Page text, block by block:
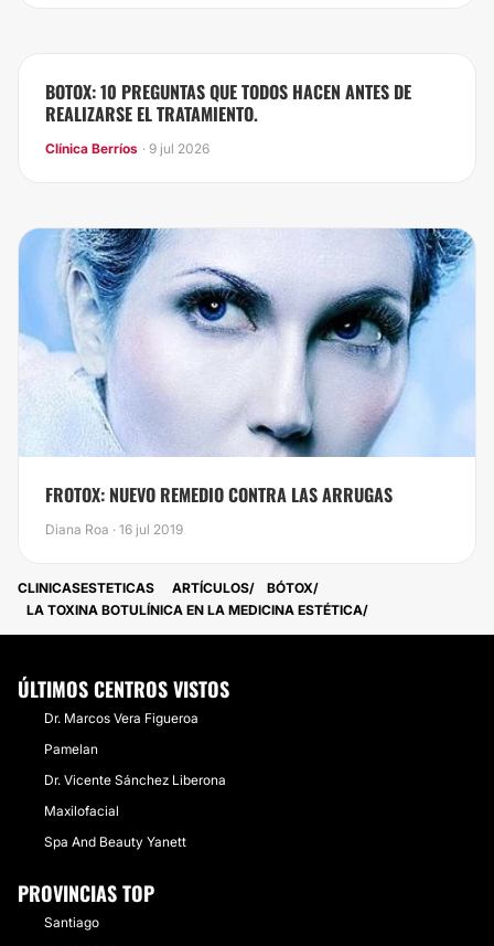
BOTOX: 10 PREGUNTAS QUE TODOS HACEN ANTES DE
REALIZARSE EL TRATAMIENTO.
Clínica Berríos · 9 jul 2026
FROTOX: NUEVO REMEDIO CONTRA LAS ARRUGAS
Diana Roa · 16 jul 2019
CLINICASESTETICAS ARTÍCULOS
BÓTOX
LA TOXINA BOTULÍNICA EN LA MEDICINA ESTÉTICA
ÚLTIMOS CENTROS VISTOS
Dr. Marcos Vera Figueroa
Pamelan
Dr. Vicente Sánchez Liberona
Maxilofacial
Spa And Beauty Yanett
PROVINCIAS TOP
Santiago